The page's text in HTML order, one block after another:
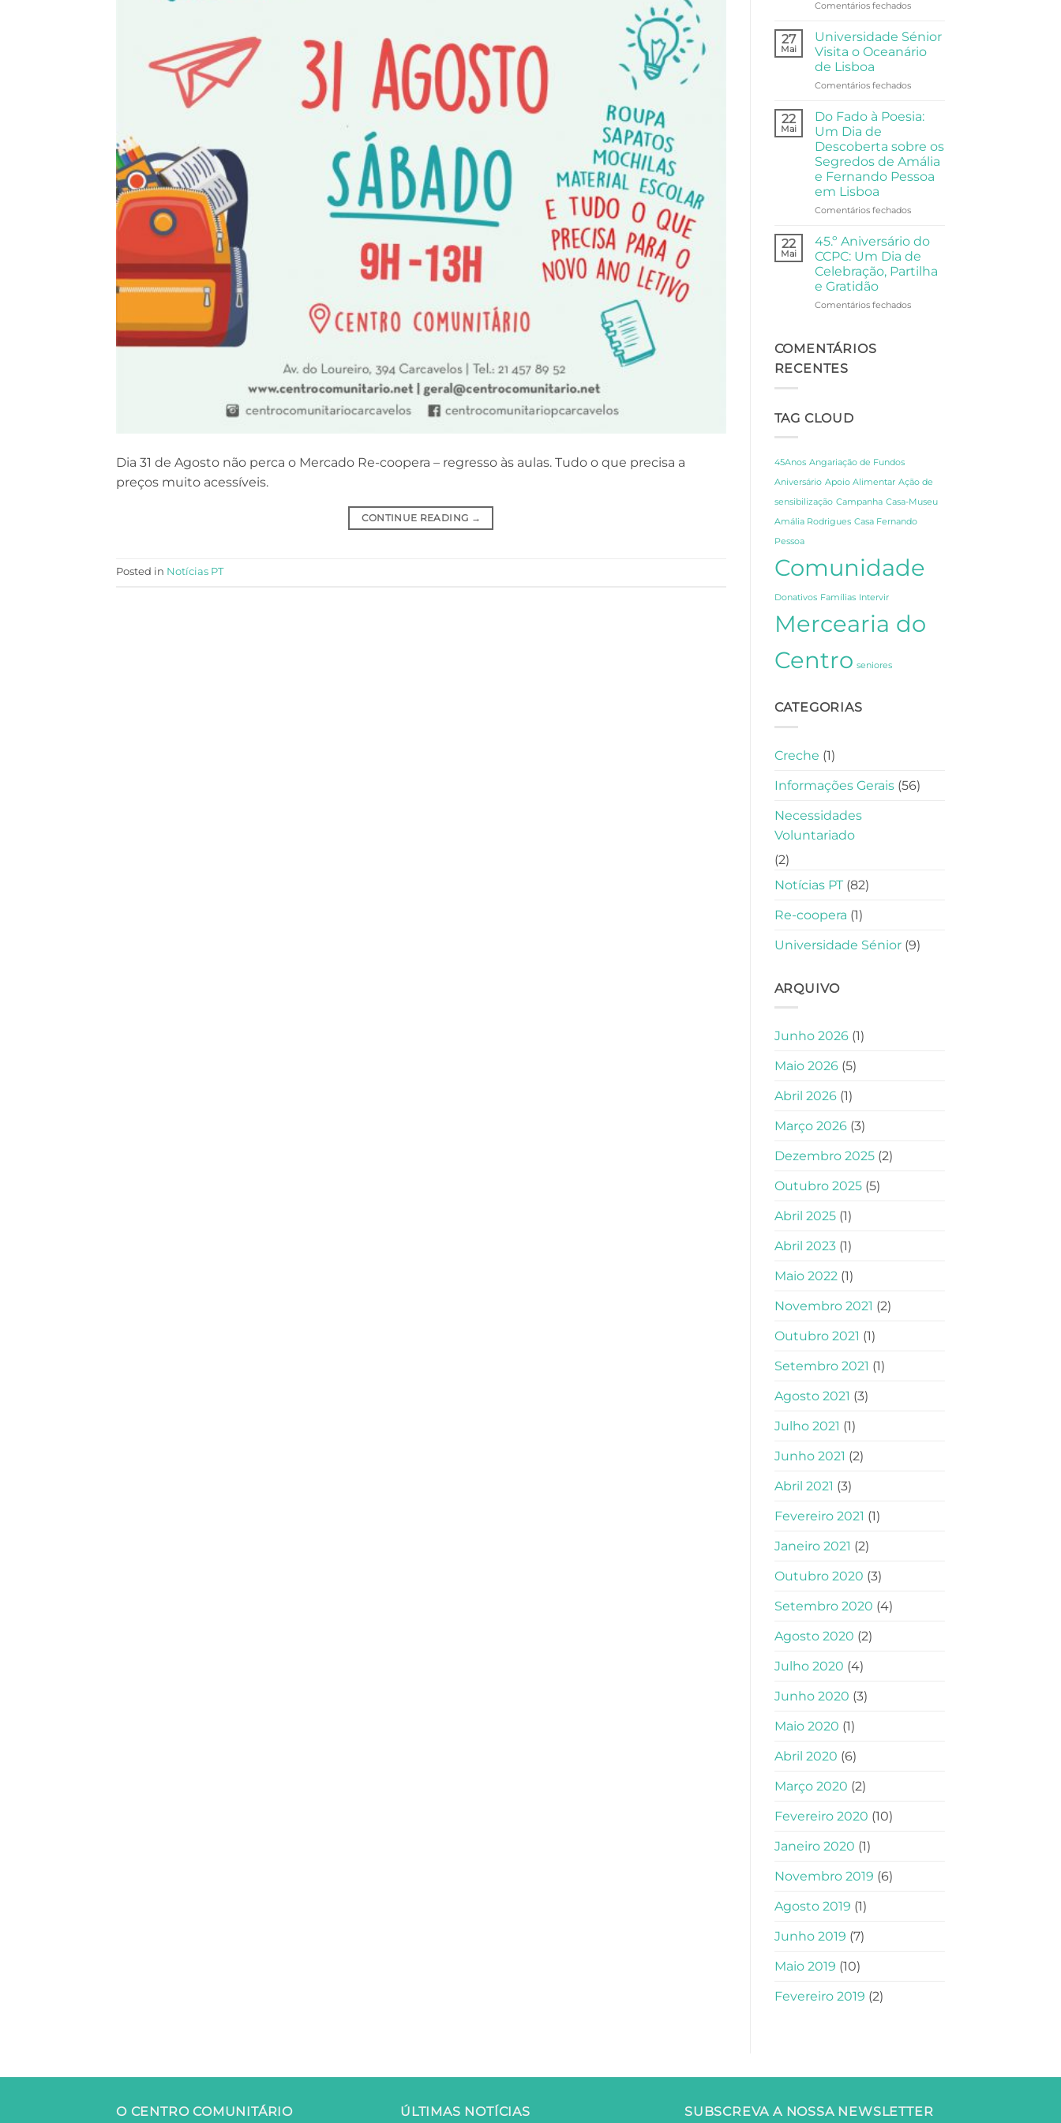
Dia 31 de Agosto não perca o Mercado Re-coopera – regresso às aulas. Tudo o que precisa a
preços muito acessíveis.
CONTINUE READING →
Posted in Notícias PT
de
Partilha
e
Comunidade
Comentários fechadosem
e
Filosofia:
A
da
Sénior
Anjos
27
Mai
Universidade Sénior
Visita o Oceanário
de Lisboa
Comentários fechadosem
Sénior
Oceanário
de
Lisboa
22
Mai
Do Fado à Poesia:
Um Dia de
Descoberta sobre os
Segredos de Amália
e Fernando Pessoa
em Lisboa
Comentários fechadosem
Fado
à
Poesia:
Um
de
22
Mai
45.º Aniversário do
CCPC: Um Dia de
Celebração, Partilha
e Gratidão
Comentários fechadosem
COMENTÁRIOS
RECENTES
TAG CLOUD
45Anos Angariação de Fundos
Aniversário Apoio Alimentar Ação de
sensibilização Campanha Casa-Museu
Amália Rodrigues Casa Fernando
Pessoa
Comunidade
Donativos Famílias Intervir
Mercearia do
Centro seniores
CATEGORIAS
Creche (1)
Informações Gerais(56)
Necessidades
Voluntariado
(2)
Notícias PT(82)
Re-coopera (1)
Universidade Sénior(9)
ARQUIVO
Junho 2026(1)
Maio 2026(5)
Abril 2026(1)
Março 2026(3)
Dezembro 2025(2)
Outubro 2025(5)
Abril 2025(1)
Abril 2023(1)
Maio 2022(1)
Novembro 2021 (2)
Outubro 2021 (1)
Setembro 2021 (1)
Agosto 2021 (3)
Julho 2021 (1)
Junho 2021 (2)
Abril 2021 (3)
Fevereiro 2021 (1)
Janeiro 2021 (2)
Outubro 2020 (3)
Setembro 2020 (4)
Agosto 2020 (2)
Julho 2020 (4)
Junho 2020 (3)
Maio 2020 (1)
Abril 2020 (6)
Março 2020 (2)
Fevereiro 2020 (10)
Janeiro 2020 (1)
Novembro 2019 (6)
Agosto 2019 (1)
Junho 2019 (7)
Maio 2019 (10)
Fevereiro 2019 (2)
O CENTRO COMUNITÁRIO ÚLTIMAS NOTÍCIAS SUBSCREVA A NOSSA NEWSLETTER